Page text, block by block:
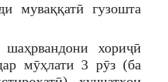
муваққатӣ гузошта
хориҷӣ
мӯҳлати 3 рӯз (ба